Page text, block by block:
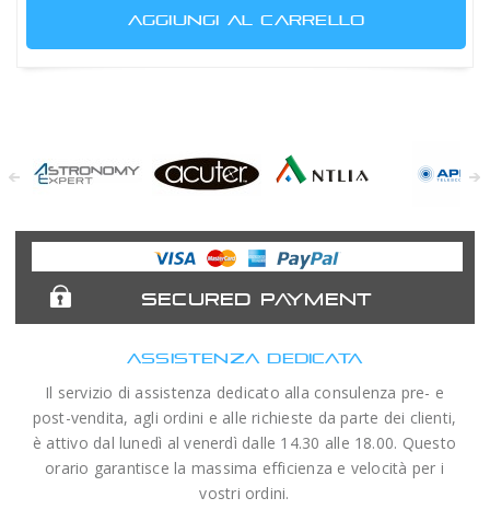
AGGIUNGI AL CARRELLO
Expert
Telescopes
SECURED PAYMENT
ASSISTENZA DEDICATA
Il servizio di assistenza dedicato alla consulenza pre- e
post-vendita, agli ordini e alle richieste da parte dei clienti,
è attivo dal lunedì al venerdì dalle 14.30 alle 18.00. Questo
orario garantisce la massima efficienza e velocità per i
vostri ordini.